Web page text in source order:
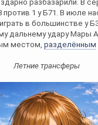
разбазарили. В
против 1 у Б71. В июле
в большинстве у
дальнему удару Мары
местом, разделённым
Летние трансферы